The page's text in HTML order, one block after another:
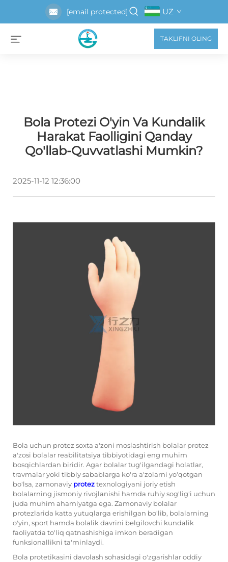
[email protected] UZ
TAKLIFNI OLING
Bola Protezi O'yin Va Kundalik
Harakat Faolligini Qanday
Qo'llab-Quvvatlashi Mumkin?
2025-11-12 12:36:00
Bola uchun protez soxta a'zoni moslashtirish bolalar protez
a'zosi bolalar reabilitatsiya tibbiyotidagi eng muhim
bosqichlardan biridir. Agar bolalar tug'ilgandagi holatlar,
travmalar yoki tibbiy sabablarga ko'ra a'zolarni yo'qotgan
bo'lsa, zamonaviy proteztexnologiyani joriy etish
bolalarning jismoniy rivojlanishi hamda ruhiy sog'lig'i uchun
juda muhim ahamiyatga ega. Zamonaviy bolalar
protezlarida katta yutuqlarga erishilgan bo'lib, bolalarning
o'yin, sport hamda bolalik davrini belgilovchi kundalik
faoliyatda to'liq qatnashishiga imkon beradigan
funksionallikni ta'minlaydi.
Bola protetikasini davolash sohasidagi o'zgarishlar oddiy